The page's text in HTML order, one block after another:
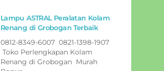
Lampu ASTRAL Peralatan Kolam
Renang di Grobogan Terbaik
0812-8349-6007 0821-1398-1907
Toko Perlengkapan Kolam
Renang di Grobogan Murah